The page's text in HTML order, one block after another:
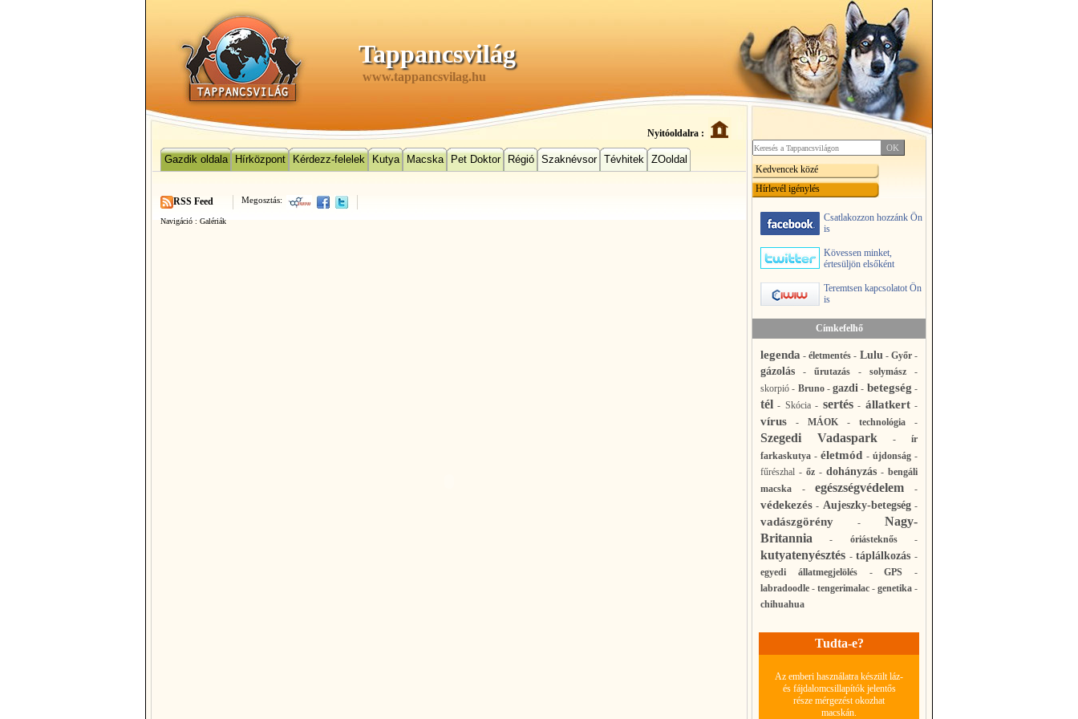
Tappancsvilág
www.tappancsvilag.hu
Nyitóoldalra :
Gazdik oldala Hírközpont Kérdezz-felelek Kutya Macska Pet Doktor Régió Szaknévsor Tévhitek ZOoldal
Megosztás:
RSS Feed
Navigáció : Galériák
Kedvencek közé
Hírlevél igénylés
Csatlakozzon hozzánk Ön
is
Kövessen minket,
értesüljön elsőként
Teremtsen kapcsolatot Ön
is
Címkefelhő
legenda -életmentés - Lulu- Győr-
gázolás - űrutazás - solymász -
skorpió - Bruno-gazdi - betegség -
tél - Skócia- sertés- állatkert-
vírus - MÁOK - technológia -
Szegedi Vadaspark - ír
farkaskutya -életmód - újdonság-
fűrészhal - őz - dohányzás - bengáli
macska -egészségvédelem -
védekezés - Aujeszky-betegség-
vadászgörény - Nagy-
Britannia - óriásteknős-
kutyatenyésztés -táplálkozás -
egyedi állatmegjelölés-GPS -
labradoodle - tengerimalac - genetika -
chihuahua
Tudta-e?
Az emberi használatra készült láz-
és fájdalomcsillapítók jelentős
része mérgezést okozhat
macskán.